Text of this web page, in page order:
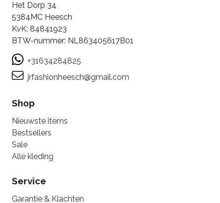
Het Dorp 34
5384MC Heesch
KvK: 84841923
BTW-nummer: NL863405617B01
+31634284825
jrfashionheesch@gmail.com
Shop
Nieuwste items
Bestsellers
Sale
Alle kleding
Service
Garantie & Klachten